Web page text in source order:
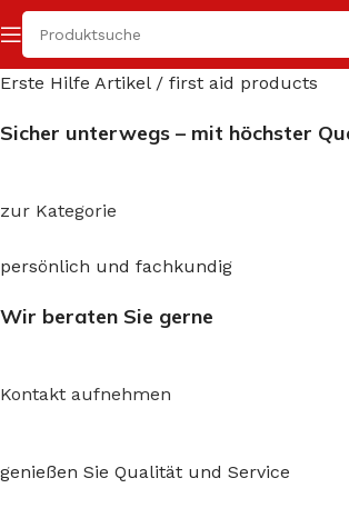
Erste Hilfe Artikel / first aid products
Sicher unterwegs – mit höchster
zur Kategorie
persönlich und fachkundig
Wir beraten Sie gerne
Kontakt aufnehmen
genießen Sie Qualität und Service